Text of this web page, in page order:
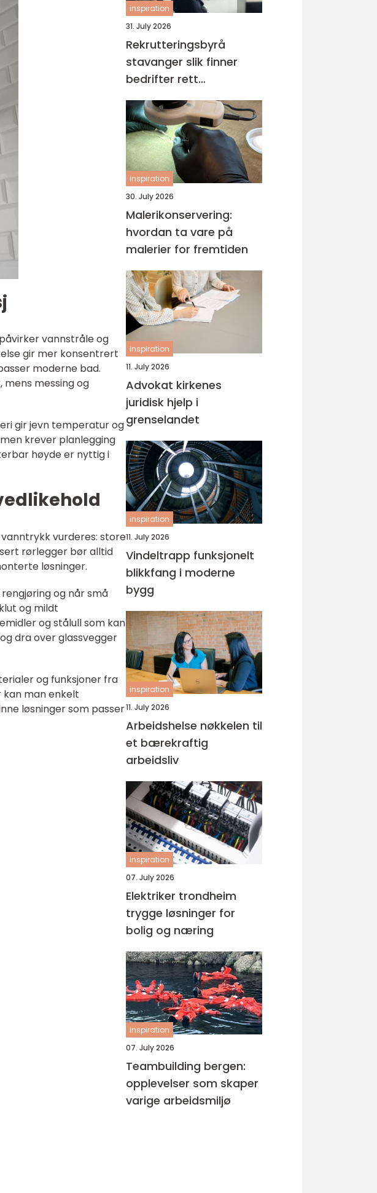
vannstråle og
gir mer konsentrert
moderne bad.
messing og
gir jevn temperatur og
krever planlegging
høyde er nyttig i
vurderes: store
rørlegger bør alltid
løsninger.
og når små
og mildt
og stålull som kan
dra over glassvegger
og funksjoner fra
man enkelt
løsninger som passer
inspiration
31. July 2026
Rekrutteringsbyrå
stavanger slik finner
bedrifter rett
kompetanse
inspiration
30. July 2026
Malerikonservering:
hvordan ta vare på
malerier for fremtiden
inspiration
11. July 2026
Advokat kirkenes
juridisk hjelp i
grenselandet
inspiration
11. July 2026
Vindeltrapp funksjonelt
blikkfang i moderne
bygg
inspiration
11. July 2026
Arbeidshelse nøkkelen til
et bærekraftig
arbeidsliv
inspiration
07. July 2026
Elektriker trondheim
trygge løsninger for
bolig og næring
inspiration
07. July 2026
Teambuilding bergen:
opplevelser som skaper
varige arbeidsmiljø